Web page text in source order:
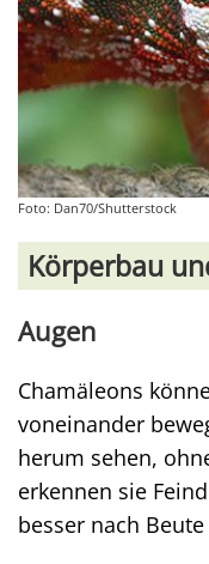
Foto: Dan70/Shutterstock
Körperbau
Augen
Chamäleons
voneinander
herum sehen,
erkennen sie
besser nach